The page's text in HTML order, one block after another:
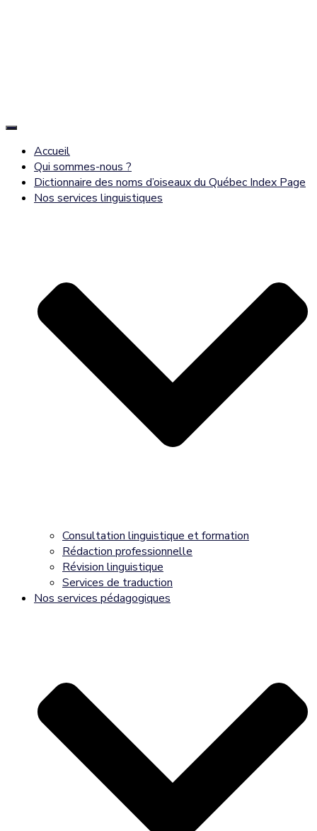
Déplier
navigationAccueil
Qui sommes-nous ?
Dictionnaire des noms d’oiseaux du Québec Index Page
Nos services linguistiques
Consultation linguistique et formation
Rédaction professionnelle
Révision linguistique
Services de traduction
Nos services pédagogiques